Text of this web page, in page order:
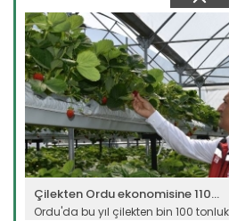
Devamını Oku ->
Çilekten Ordu ekonomisine 110...
Ordu'da bu yıl çilekten bin 100